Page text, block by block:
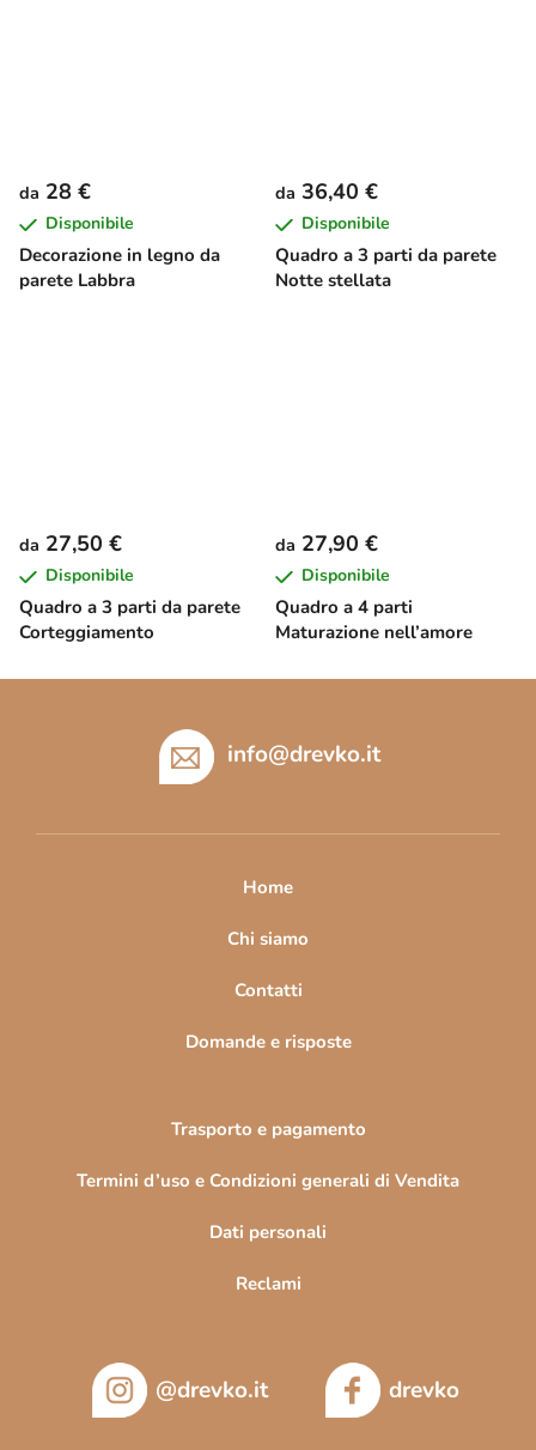
Decorazione in legno da
parete Labbra
da 28 €
Disponibile
Quadro a 3 parti da parete
Notte stellata
da 36,40 €
Disponibile
Quadro a 3 parti da parete
Corteggiamento
da 27,50 €
Disponibile
Quadro a 4 parti
Maturazione nell’amore
da 27,90 €
Disponibile
info@drevko.it
Home
Chi siamo
Contatti
Domande e risposte
Trasporto e pagamento
Termini d’uso e Condizioni generali di Vendita
Dati personali
Reclami
@drevko.it drevko